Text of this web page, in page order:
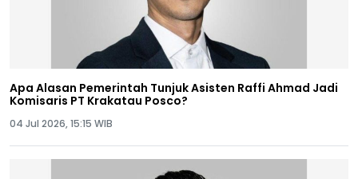
Apa Alasan Pemerintah Tunjuk Asisten Raffi Ahmad Jadi
Komisaris PT Krakatau Posco?
04 Jul 2026, 15:15 WIB